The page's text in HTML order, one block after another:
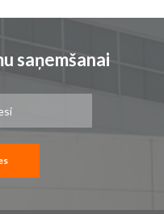
saņemšanai